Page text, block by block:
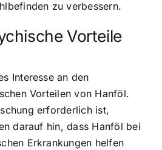
zu verbessern.
Vorteile
Interesse an den
Vorteilen von Hanföl.
erforderlich ist,
darauf hin, dass Hanföl bei
Erkrankungen helfen